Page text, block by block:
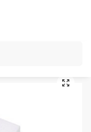
Jersey, weiß, 40 x 90 cm